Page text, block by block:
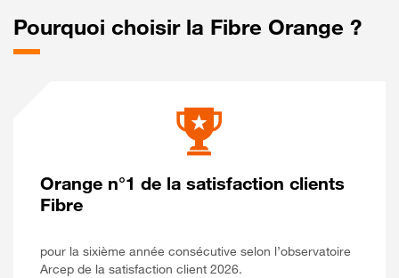
Pourquoi choisir la Fibre Orange ?
Orange n°1 de la satisfaction clients
Fibre
pour la sixième année consécutive selon l’observatoire
Arcep de la satisfaction client 2026.